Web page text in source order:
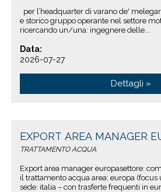
per l’headquarter di varano de'
e storico gruppo operante nel settore
ricercando un/una: ingegnere delle...
Data:
2026-07-27
Dettagli »
EXPORT AREA MANAGER
TRATTAMENTO ACQUA
Export area manager europasettore:
il trattamento acqua area: europa (focus
sede: italia – con trasferte frequenti in